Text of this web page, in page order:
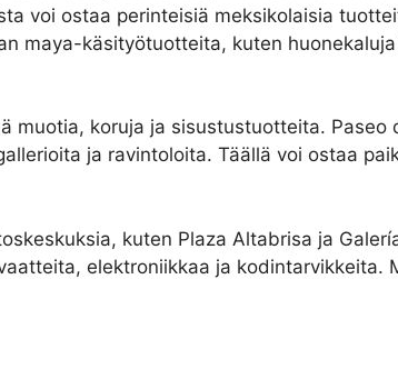
voi ostaa perinteisiä meksikolaisia
maya-käsityötuotteita, kuten
muotia, koruja ja sisustustuotteita. Paseo
ja ravintoloita. Täällä voi ostaa
kuten Plaza Altabrisa ja
elektroniikkaa ja kodintarvikkeita.